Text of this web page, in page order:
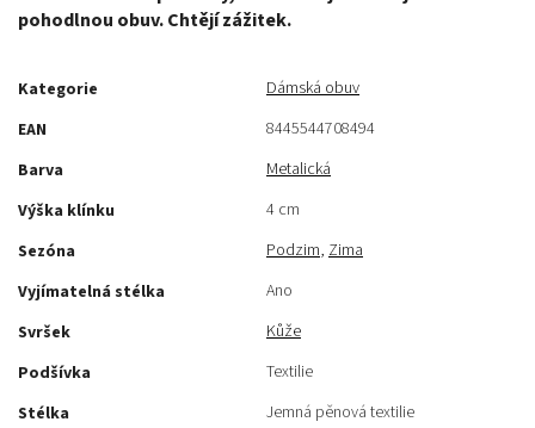
pohodlnou obuv. Chtějí zážitek.
Kategorie
Dámská obuv
EAN
8445544708494
Barva
Metalická
Výška klínku
4 cm
Sezóna
Podzim, Zima
Vyjímatelná stélka
Ano
Svršek
Kůže
Podšívka
Textilie
Stélka
Jemná pěnová textilie